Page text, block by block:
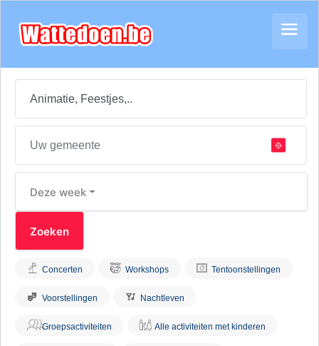
Deze week
Concerten Workshops Tentoonstellingen
Voorstellingen Nachtleven
Groepsactiviteiten Alle activiteiten met kinderen